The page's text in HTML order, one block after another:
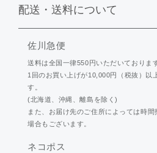
配送・送料について
佐川急便
送料は全国一律550円いただいておりま
1回のお買い上げが10,000円（税抜）以
す。
(北海道、沖縄、離島を除く)
また、お届け先のご住所によっては時
場合もございます。
ネコポス